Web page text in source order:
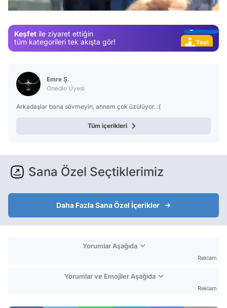
Keşfet ile ziyaret ettiğin
tüm kategorileri tek akışta gör!
Magazin
Emre Ş.
Onedio Üyesi
Arkadaşlar bana sövmeyin, annem çok üzülüyor. :(
Tüm içerikleri
Sana Özel Seçtiklerimiz
Daha Fazla Sana Özel İçerikler
Yorumlar Aşağıda
Reklam
Yorumlar ve Emojiler Aşağıda
Reklam